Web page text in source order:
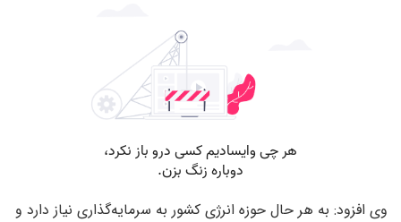
وی افزود: به هر حال حوزه انرژی کشور به سرمایه‌گذاری نیاز دارد و